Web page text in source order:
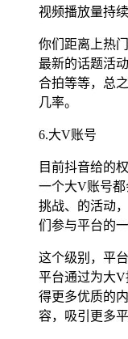
视频播放量持
你们距离上热
最新的话题活
合拍等等，总
几率。
6.大V账号
目前抖音给的
一个大V账号
挑战、的活动
们参与平台的一
这个级别，平
平台通过为大
得更多优质的
容，吸引更多